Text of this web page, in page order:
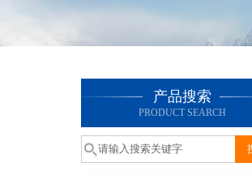
产品搜索
PRODUCT SEARCH